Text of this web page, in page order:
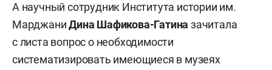
А научный сотрудник Института истории им.
МарджаниДина Шафикова-Гатиназачитала
с листа вопрос о необходимости
систематизировать имеющиеся в музеях